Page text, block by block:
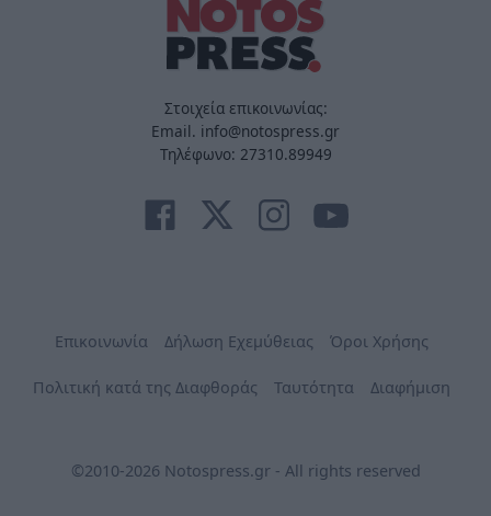
Στοιχεία επικοινωνίας:
Email. info@notospress.gr
Τηλέφωνο: 27310.89949
Επικοινωνία Δήλωση Εχεμύθειας Όροι Χρήσης
Πολιτική κατά της Διαφθοράς Ταυτότητα Διαφήμιση
©2010-2026 Notospress.gr - All rights reserved